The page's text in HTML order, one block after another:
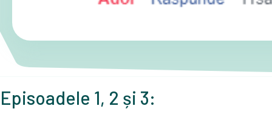
Episoadele 1, 2 și 3: